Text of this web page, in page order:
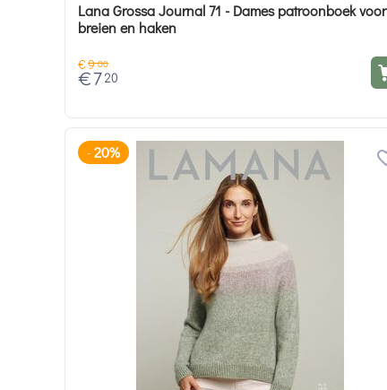
Lana Grossa Journal 71 - Dames patroonboek voor
breien en haken
€9 00
€ 7 20
- 20%